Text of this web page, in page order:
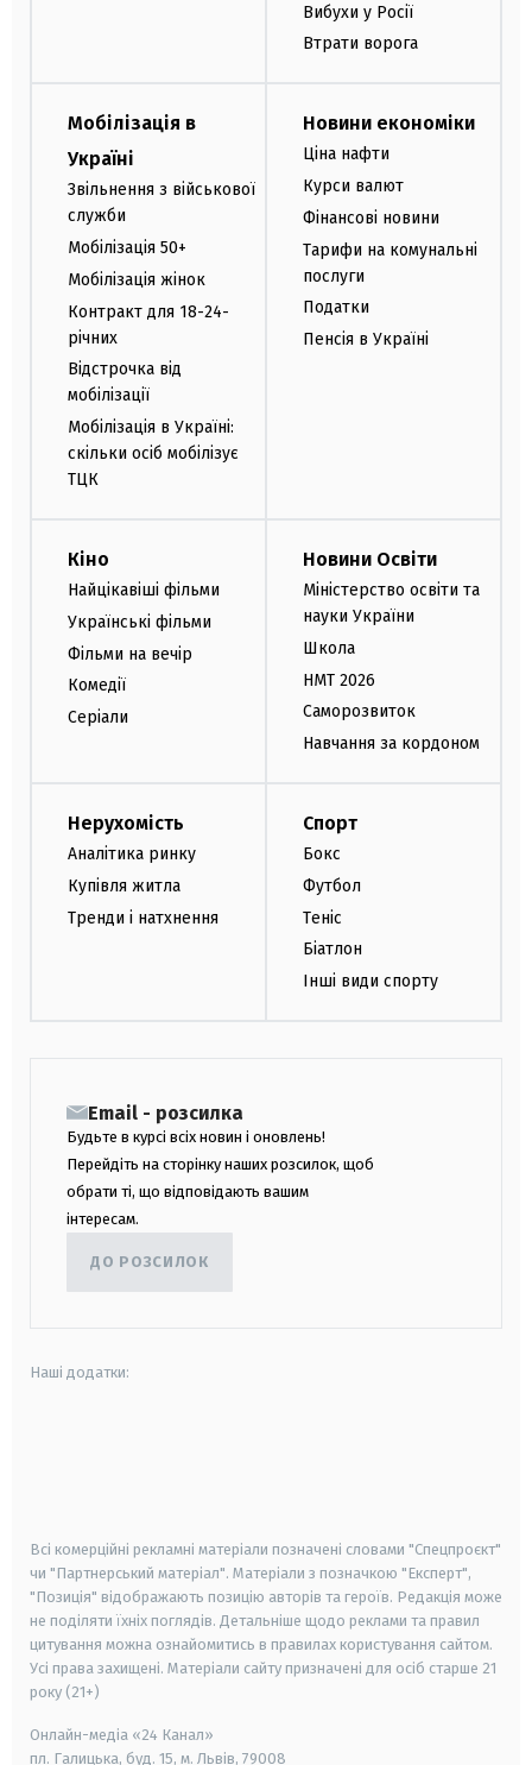
Вибухи у Росії
Втрати ворога
Мобілізація в
Україні
Звільнення з військової
служби
Мобілізація 50+
Мобілізація жінок
Контракт для 18-24-
річних
Відстрочка від
мобілізації
Мобілізація в Україні:
скільки осіб мобілізує
ТЦК
Новини економіки
Ціна нафти
Курси валют
Фінансові новини
Тарифи на комунальні
послуги
Податки
Пенсія в Україні
Кіно
Найцікавіші фільми
Українські фільми
Фільми на вечір
Комедії
Серіали
Новини Освіти
Міністерство освіти та
науки України
Школа
НМТ 2026
Саморозвиток
Навчання за кордоном
Нерухомість
Аналітика ринку
Купівля житла
Тренди і натхнення
Спорт
Бокс
Футбол
Теніс
Біатлон
Інші види спорту
Email - розсилка
Будьте в курсі всіх новин і оновлень!
Перейдіть на сторінку наших розсилок, щоб
обрати ті, що відповідають вашим
інтересам.
ДО РОЗСИЛОК
Наші додатки:
Всі комерційні рекламні матеріали позначені словами "Спецпроєкт"
чи "Партнерський матеріал". Матеріали з позначкою "Експерт",
"Позиція" відображають позицію авторів та героїв. Редакція може
не поділяти їхніх поглядів. Детальніше щодо реклами та правил
цитування можна ознайомитись в правилах користування сайтом.
Усі права захищені. Матеріали сайту призначені для осіб старше 21
року (21+)
Онлайн-медіа «24 Канал»
пл. Галицька, буд. 15, м. Львів, 79008